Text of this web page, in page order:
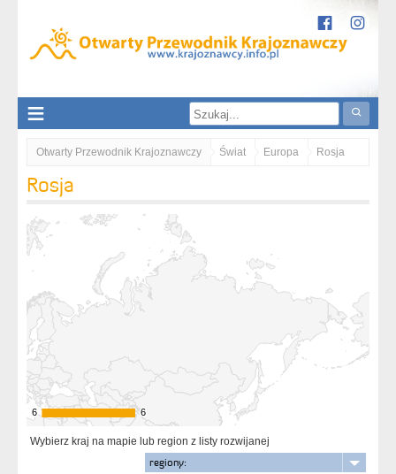
Otwarty Przewodnik Krajoznawczy Świat Europa Rosja
Obwód Kaliningradzki
Rosja
6
6 6
6
Wybierz kraj na mapie lub region z listy rozwijanej
regiony: